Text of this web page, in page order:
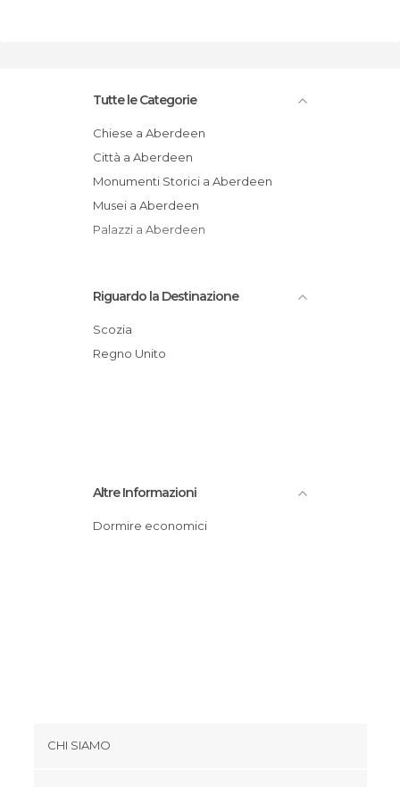
Tutte le Categorie
Chiese a Aberdeen
Città a Aberdeen
Monumenti Storici a Aberdeen
Musei a Aberdeen
Palazzi a Aberdeen
Riguardo la Destinazione
Scozia
Regno Unito
Altre Informazioni
Dormire economici
CHI SIAMO